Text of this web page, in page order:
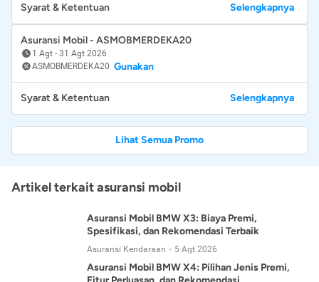
Syarat & Ketentuan Selengkapnya
Asuransi Mobil - ASMOBMERDEKA20
1 Agt - 31 Agt 2026
ASMOBMERDEKA20 Gunakan
Syarat & Ketentuan Selengkapnya
Lihat Semua Promo
Artikel terkait asuransi mobil
Asuransi Mobil BMW X3: Biaya Premi,
Spesifikasi, dan Rekomendasi Terbaik
Asuransi Kendaraan 5 Agt 2026
Asuransi Mobil BMW X4: Pilihan Jenis Premi,